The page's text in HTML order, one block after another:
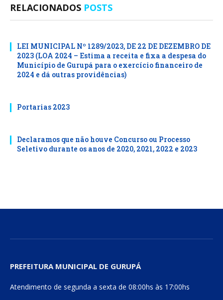
RELACIONADOS POSTS
LEI MUNICIPAL Nº 1289/2023, DE 22 DE DEZEMBRO DE
2023 (LOA 2024 – Estima a receita e fixa a despesa do
Município de Gurupá para o exercício financeiro de
2024 e dá outras providências)
Portarias 2023
Declaramos que não houve Concurso ou Processo
Seletivo durante os anos de 2020, 2021, 2022 e 2023
PREFEITURA MUNICIPAL DE GURUPÁ
Atendimento de segunda a sexta de 08:00hs às 17:00hs